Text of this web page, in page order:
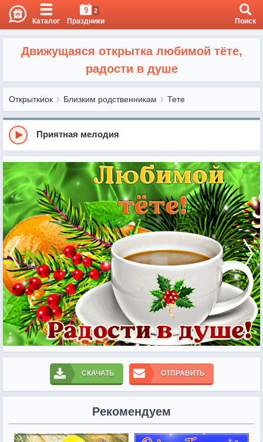
Каталог
9 2
Праздники Поиск
Движущаяся открытка любимой тёте,
радости в душе
Открыткиок Близким родственникам Тете
Приятная мелодия
СКАЧАТЬ ОТПРАВИТЬ
Рекомендуем